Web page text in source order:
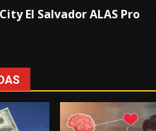
El Salvador ALAS Pro